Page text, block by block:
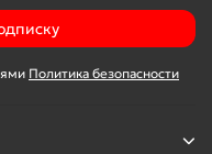
Политика безопасности